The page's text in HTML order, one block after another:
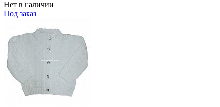
Нет в наличии
Под заказ